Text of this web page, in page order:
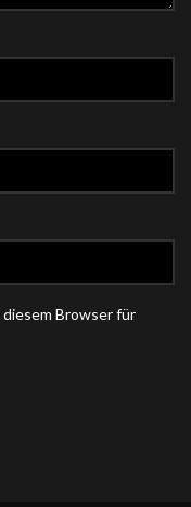
Browser für